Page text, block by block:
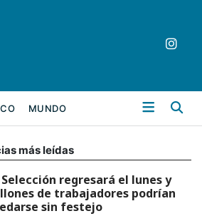
MUNDO
más leídas
Selección regresará el lunes y
de trabajadores podrían
sin festejo